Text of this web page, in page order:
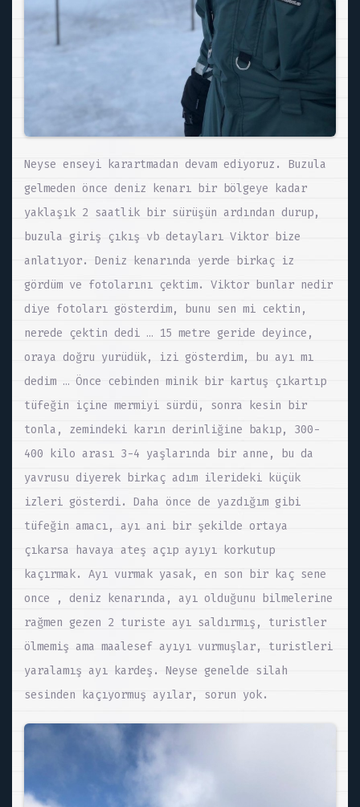
Neyse enseyi karartmadan devam ediyoruz. Buzula
gelmeden önce deniz kenarı bir bölgeye kadar
yaklaşık 2 saatlik bir sürüşün ardından durup,
buzula giriş çıkış vb detayları Viktor bize
anlatıyor. Deniz kenarında yerde birkaç iz
gördüm ve fotolarını çektim. Viktor bunlar nedir
diye fotoları gösterdim, bunu sen mi cektin,
nerede çektin dedi … 15 metre geride deyince,
oraya doğru yurüdük, izi gösterdim, bu ayı mı
dedim … Önce cebinden minik bir kartuş çıkartıp
tüfeğin içine mermiyi sürdü, sonra kesin bir
tonla, zemindeki karın derinliğine bakıp, 300-
400 kilo arası 3-4 yaşlarında bir anne, bu da
yavrusu diyerek birkaç adım ilerideki küçük
izleri gösterdi. Daha önce de yazdığım gibi
tüfeğin amacı, ayı ani bir şekilde ortaya
çıkarsa havaya ateş açıp ayıyı korkutup
kaçırmak. Ayı vurmak yasak, en son bir kaç sene
once , deniz kenarında, ayı olduğunu bilmelerine
rağmen gezen 2 turiste ayı saldırmış, turistler
ölmemiş ama maalesef ayıyı vurmuşlar, turistleri
yaralamış ayı kardeş. Neyse genelde silah
sesinden kaçıyormuş ayılar, sorun yok.